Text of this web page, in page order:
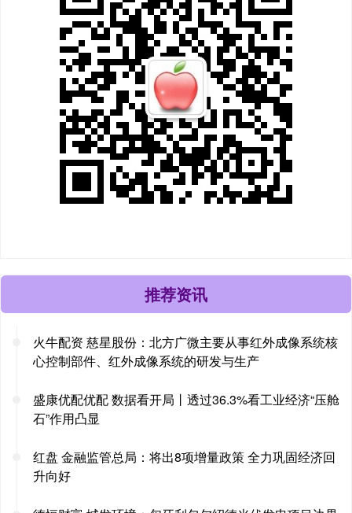
推荐资讯
火牛配资 慈星股份：北方广微主要从事红外成像系统核
心控制部件、红外成像系统的研发与生产
盛康优配优配 数据看开局丨透过36.3%看工业经济“压舱
石”作用凸显
红盘 金融监管总局：将出8项增量政策 全力巩固经济回
升向好